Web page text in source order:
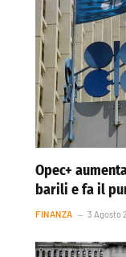
Opec+
barili e fa il
FINANZA 3 Agosto